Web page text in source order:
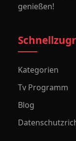
genießen!
Kategorien
Tv Programm
Blog